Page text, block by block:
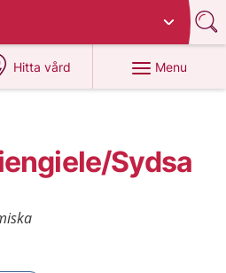
Hitta vård
at 1177.se
Menu
Sydsa